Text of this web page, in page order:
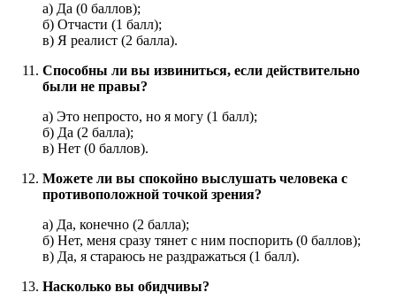
а) Да (0 баллов);
б) Отчасти (1 балл);
в) Я реалист (2 балла).
Способны ли вы извиниться, если действительно
были не правы?
а) Это непросто, но я могу (1 балл);
б) Да (2 балла);
в) Нет (0 баллов).
Можете ли вы спокойно выслушать человека с
противоположной точкой зрения?
а) Да, конечно (2 балла);
б) Нет, меня сразу тянет с ним поспорить (0 баллов);
в) Да, я стараюсь не раздражаться (1 балл).
Насколько вы обидчивы?